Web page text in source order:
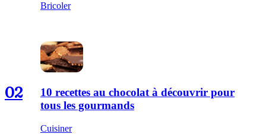
Bricoler
02
10 recettes au chocolat à découvrir pour
tous les gourmands
Cuisiner